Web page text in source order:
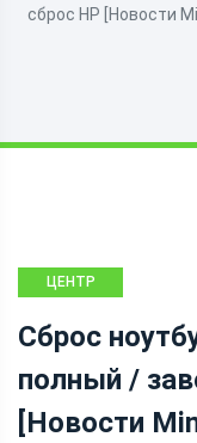
сброс HP [Новости
ЦЕНТР
MINITOOL
Сброс
полный /
[Новости